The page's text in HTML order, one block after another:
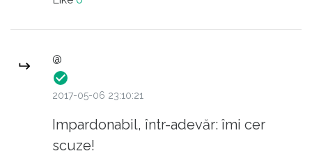
@
2017-05-06 23:10:21
Impardonabil, într-adevăr: îmi cer
scuze!